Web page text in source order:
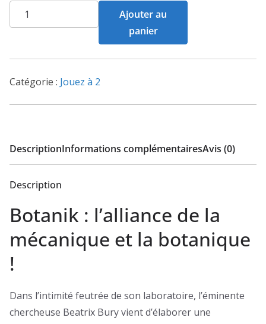
quantité
de
Ajouter au
panier
Catégorie : Jouez à 2
DescriptionInformations complémentairesAvis (0)
Description
Botanik : l’alliance de la
mécanique et la botanique
!
Dans l’intimité feutrée de son laboratoire, l’éminente
chercheuse Beatrix Bury vient d’élaborer une